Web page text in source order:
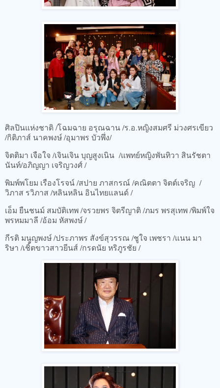
ศิลปินแห่งชาติ /โฉมฉาย อรุณฉาน /ร.อ.หญิงสมศรี ม่วงศรเขียว
/กิติภาส์ นาคพงษ์ /อุมาพร บัวพึ่ง/
จิตติมา เจือใจ /เจินเจิน บุญสูงเนิน /แพทย์หญิงพันทิวา สินรัชตา
นันท์/อภิญญา เจริญวงศ์ /
พิมพ์พโยม เรืองโรจน์ /สปาย ภาสกรณ์ /คณิตตา จิตต์เจริญ /
วิภาส รวิภาส /หลินหลิน อินไทยแลนด์ /
เอ็ม ยืนชนม์ สมบัติเทพ /จรวยพร จิตรีญาติ /ภมร พรสุเทพ /พิมพ์ใจ
พรหมมาลี /อ้อม หัสพงษ์ /
กีรติ มนูญพงษ์ /ประภาพร สังข์สุวรรณ /ชูใจ เพชรา /แนน มา
ริษา /เชิ้ตขาวสาวยีนส์ /กรดนัย หริภูรชัย /